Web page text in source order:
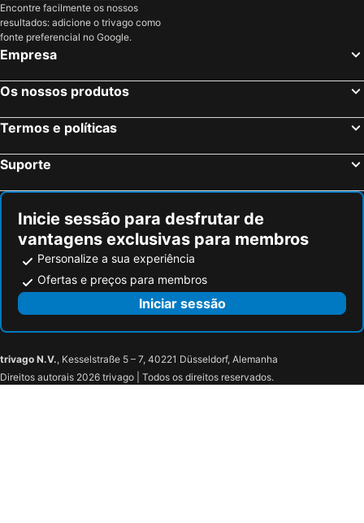
Encontre facilmente os nossos
resultados: adicione o trivago como
fonte preferencial no Google.
Empresa
Os nossos produtos
Termos e políticas
Suporte
Inicie sessão para desfrutar de
vantagens exclusivas para membros
Personalize a sua experiência
Ofertas e preços para membros
Iniciar sessão
trivago N.V., Kesselstraße 5 – 7, 40221 Düsseldorf, Alemanha
Direitos autorais 2026 trivago | Todos os direitos reservados.